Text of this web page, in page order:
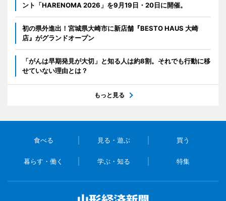
ント「HARENOMA 2026」を9月19日・20日に開催。
初の県外進出！宮城県大崎市に新店舗『BESTO HAUS 大崎
店』がグランドオープン
「がんは早期発見が大切」と知る人は約8割。それでも行動に移
せていない理由とは？
もっと見る
食べる 見る・遊ぶ 買う
暮らす・働く 学ぶ・知る 特集